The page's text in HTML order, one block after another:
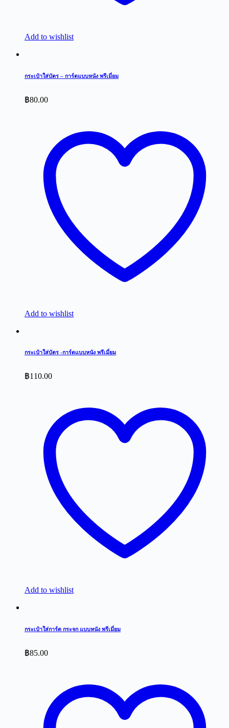
Add to wishlist
กระเป๋าใส่บัตร – การ์ดแบบหนัง พรีเมี่ยม
฿80.00
Add to wishlist
กระเป๋าใส่บัตร -การ์ดแบบหนัง พรีเมี่ยม
฿110.00
Add to wishlist
กระเป๋าใส่การ์ด กระจก แบบหนัง พรีเมี่ยม
฿85.00